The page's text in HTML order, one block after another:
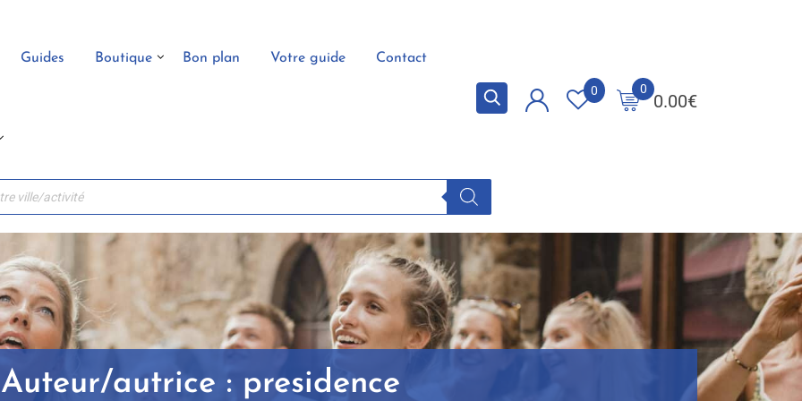
Guides Boutique Bon plan Votre guide Contact
0.00€
0
0
Auteur/autrice : presidence